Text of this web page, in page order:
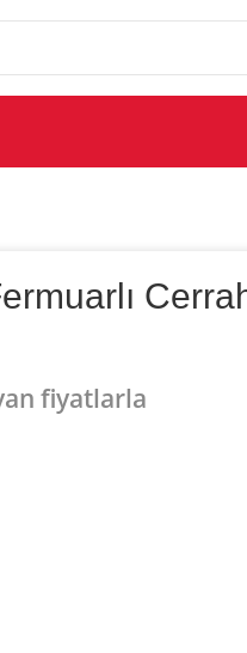
fiyatlarla